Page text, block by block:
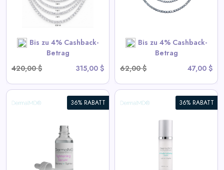
Bis zu 4% Cashback-
Betrag
420,00 $
315,00 $
Bis zu 4% Cashback-
Betrag
62,00 $
47,00 $
View All Miles Deals
SHOP NOW
36% RABATT 36% RABATT
Intim Aufhellungsserum
View All DermalMD Deals